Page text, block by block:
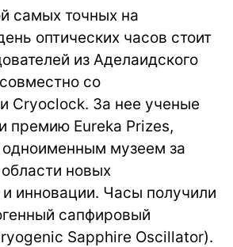
самых точных на
оптических часов стоит
из Аделаидского
со
Cryoclock. За нее ученые
премию Eureka Prizes,
музеем за
новых
инновации. Часы получили
сапфировый
Sapphire Oscillator).